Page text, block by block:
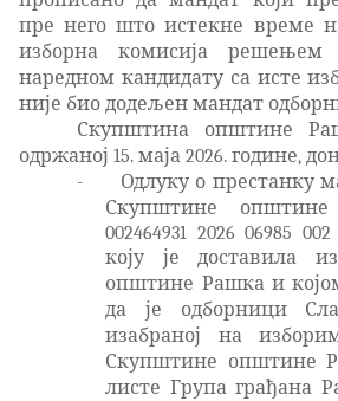
пре него што истекне време
изборна комисија решењем
наредном кандидату са исте
није био додељен мандат
Скупштина општине
одржаној 15. маја 2026. године,
-
Одлуку о престанку
Скупштине
002464931 2026 06985
коју је доставила
општине Рашка и
да је одборници
изабраној на
Скупштине општине
листе Група грађана